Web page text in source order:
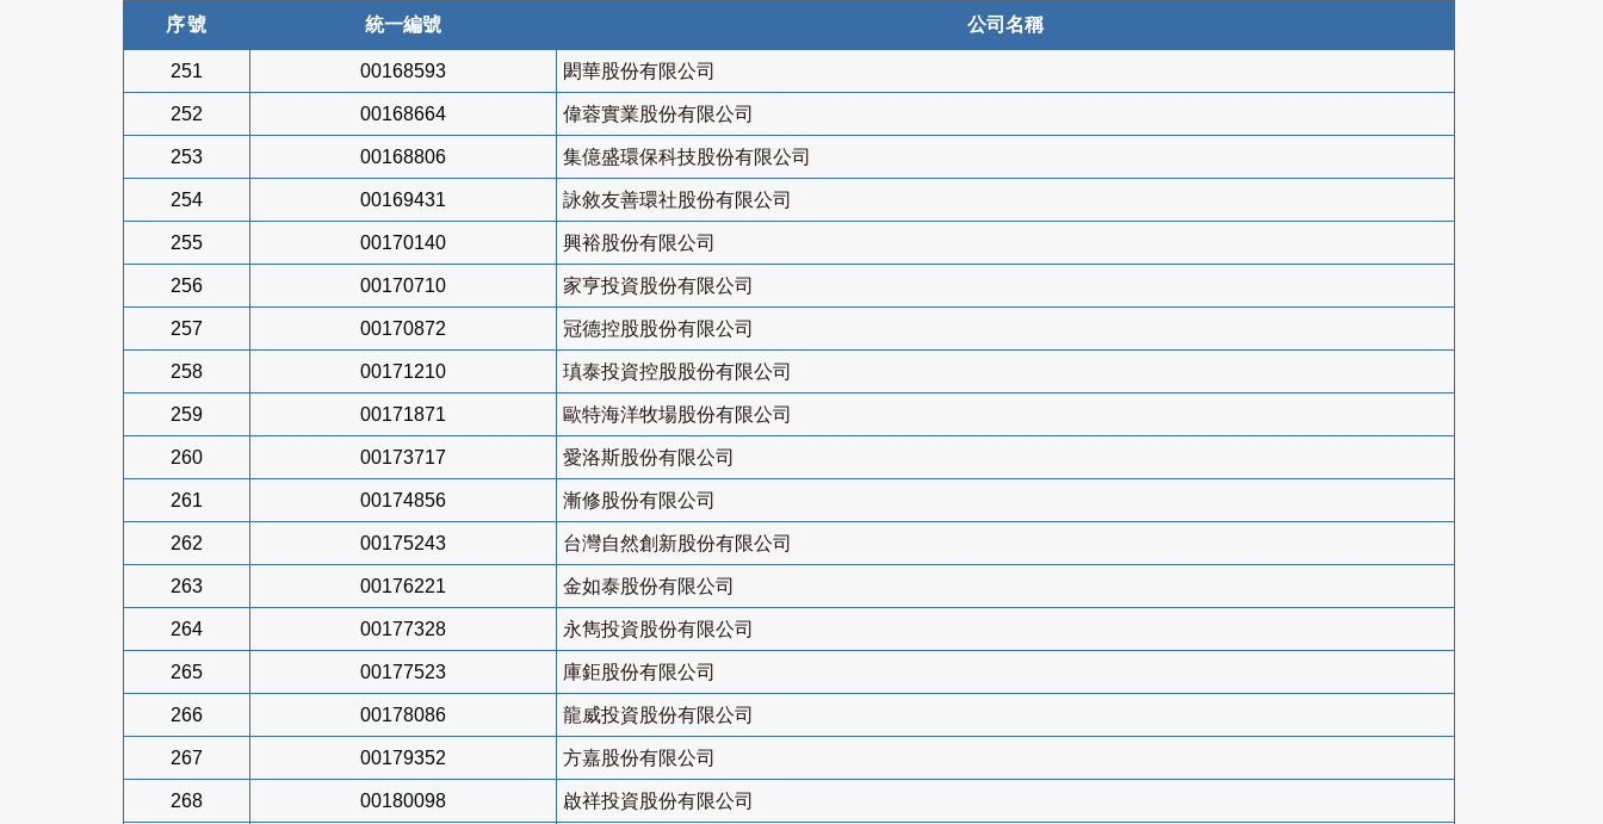
序號 統一編號 公司名稱
251 00168593 閎華股份有限公司
252 00168664 偉蓉實業股份有限公司
253 00168806 集億盛環保科技股份有限公司
254 00169431 詠敘友善環社股份有限公司
255 00170140 興裕股份有限公司
256 00170710 家亨投資股份有限公司
257 00170872 冠德控股股份有限公司
258 00171210 瑱泰投資控股股份有限公司
259 00171871 歐特海洋牧場股份有限公司
260 00173717 愛洛斯股份有限公司
261 00174856 漸修股份有限公司
262 00175243 台灣自然創新股份有限公司
263 00176221 金如泰股份有限公司
264 00177328 永雋投資股份有限公司
265 00177523 庫鉅股份有限公司
266 00178086 龍威投資股份有限公司
267 00179352 方嘉股份有限公司
268 00180098 啟祥投資股份有限公司